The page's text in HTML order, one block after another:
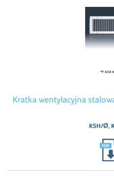
Kratka wentylacyjna
KSH/Ø,